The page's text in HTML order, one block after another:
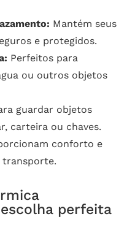
Mantém seus
e protegidos.
Perfeitos para
ou outros objetos
guardar objetos
carteira ou chaves.
conforto e
perfeita